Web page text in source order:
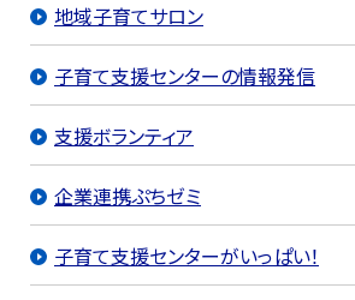
地域子育てサロン
子育て支援センターの情報発信
支援ボランティア
企業連携ぷちゼミ
子育て支援センターがいっぱい！